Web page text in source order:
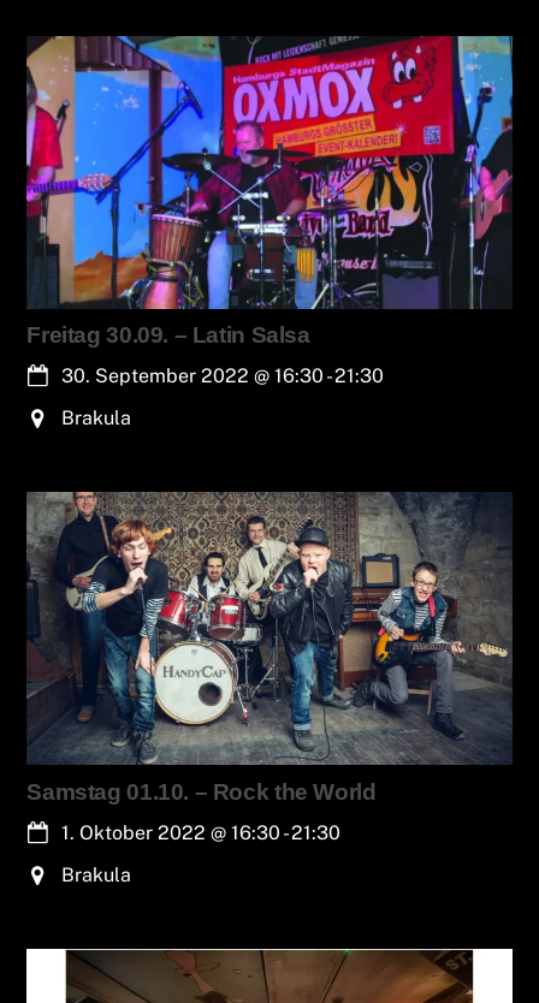
Freitag 30.09. – Latin Salsa
30. September 2022 @16:30 -21:30
Brakula
Samstag 01.10. – Rock the World
1. Oktober 2022 @16:30 -21:30
Brakula